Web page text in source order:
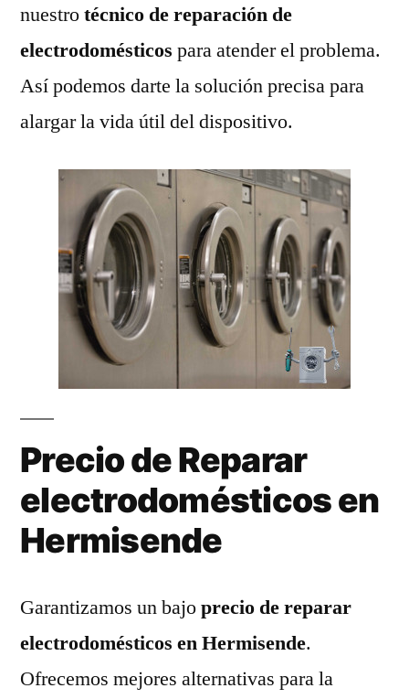
nuestrotécnico de reparación de
electrodomésticos para atender el problema.
Así podemos darte la solución precisa para
alargar la vida útil del dispositivo.
Precio de Reparar
electrodomésticos en
Hermisende
Garantizamos un bajoprecio de reparar
electrodomésticos en Hermisende.
Ofrecemos mejores alternativas para la